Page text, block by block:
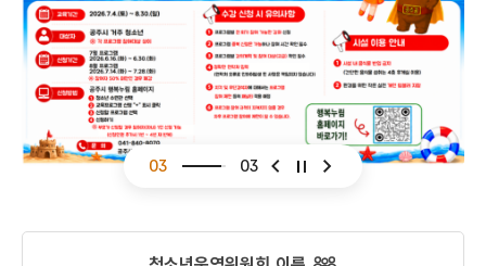
01 03
슬라이드 이전슬라이드 다음